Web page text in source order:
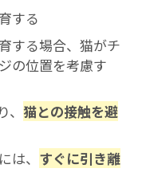
する
する場合、猫がチ
の位置を考慮す
猫との接触を避
、 すぐに引き離